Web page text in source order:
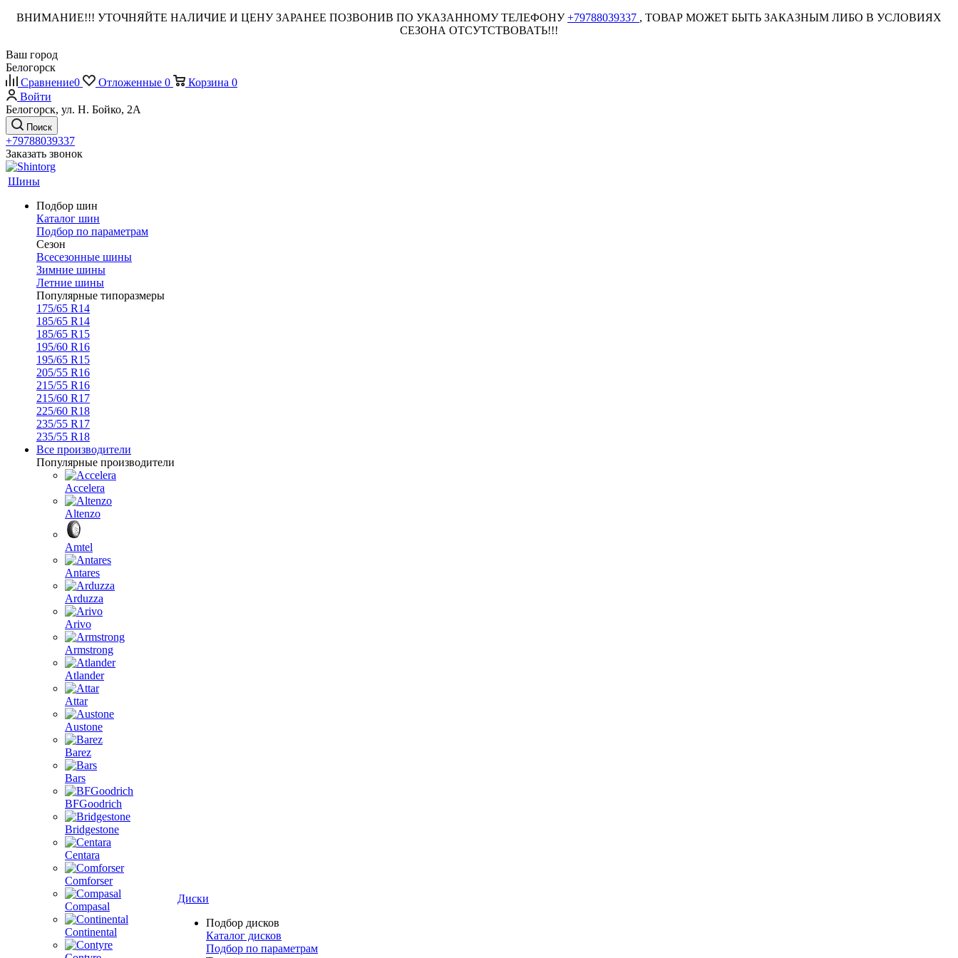
ВНИМАНИЕ!!! УТОЧНЯЙТЕ НАЛИЧИЕ И ЦЕНУ ЗАРАНЕЕ ПОЗВОНИВ ПО УКАЗАННОМУ ТЕЛЕФОНУ+79788039337 , ТОВАР МОЖЕТ БЫТЬ ЗАКАЗНЫМ ЛИБО В УСЛОВИЯХ
СЕЗОНА ОТСУТСТВОВАТЬ!!!
Ваш город
Белогорск
Сравнение0 Отложенные 0 Корзина 0
Войти
Белогорск, ул. Н. Бойко, 2А
Поиск
+79788039337
Заказать звонок
Шины
Подбор шин
Каталог шин
Подбор по параметрам
Сезон
Всесезонные шины
Зимние шины
Летние шины
Популярные типоразмеры
175/65 R14
185/65 R14
185/65 R15
195/60 R16
195/65 R15
205/55 R16
215/55 R16
215/60 R17
225/60 R18
235/55 R17
235/55 R18
Все производители
Популярные производители
Accelera
Altenzo
Amtel
Antares
Arduzza
Arivo
Armstrong
Atlander
Attar
Austone
Barez
Bars
BFGoodrich
Bridgestone
Centara
Comforser
Compasal
Continental
Диски
Подбор дисков
Каталог дисков
Подбор по параметрам